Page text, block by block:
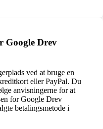
Google Drev
ved at bruge en
eller PayPal. Du
anvisningerne for at
for Google Drev
betalingsmetode i